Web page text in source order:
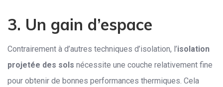
3. Un gain d’espace
Contrairement à d’autres techniques d’isolation, l’isolation
projetée des sols nécessite une couche relativement fine
pour obtenir de bonnes performances thermiques. Cela